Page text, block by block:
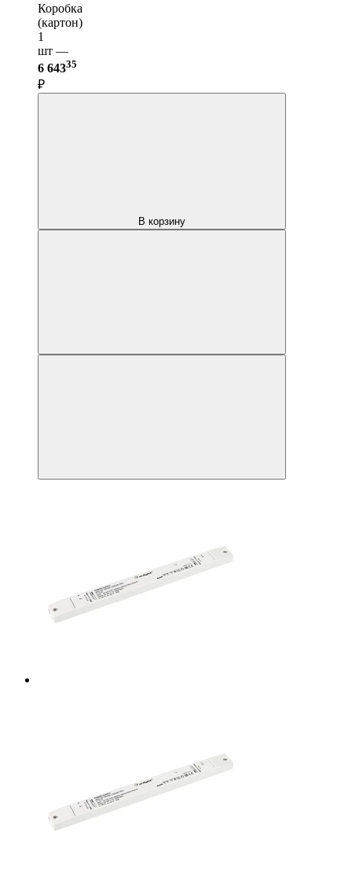
Коробка
(картон)
1
шт —
6 64335
₽
В корзину